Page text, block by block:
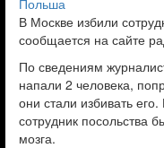
Польша
В Москве избили
сообщается на сайте
По сведениям
напали 2 человека,
они стали избивать
сотрудник посольства
мозга.